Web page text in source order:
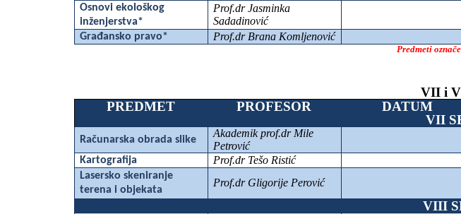
Osnovi ekološkog
inženjerstva*
Prof.dr Jasminka
Sadadinović
Građansko pravo*
Prof.dr Brana Komljenović
Predmeti
VII i
PREDMET
PROFESOR DATUM
VII
Računarska obrada slike
Akademik prof.dr Mile
Petrović
Kartografija
Prof.dr Tešo Ristić
Lasersko skeniranje
terena i objekata
Prof.dr Gligorije Perović
VIII